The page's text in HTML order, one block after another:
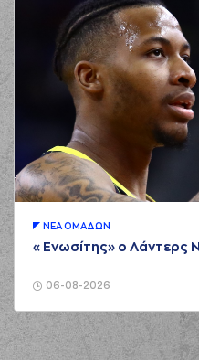
06-08-2026
ΝΕA ΟΜAΔΩΝ
«Ενωσίτης» ο Λάντερς